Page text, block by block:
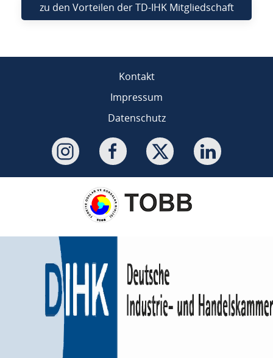
zu den Vorteilen der TD-IHK Mitgliedschaft
Kontakt
Impressum
Datenschutz